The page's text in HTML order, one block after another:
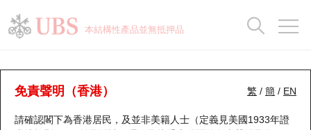
本結構性產品並無抵押品
繁 / 簡 / EN
免責聲明（香港）
請確認閣下為香港居民，及並非美籍人士（定義見美國1933年證
牛熊證投資者教育 - 牛熊證攻略 (2)
牛熊證知多啲
瑞銀認股證一覽
新發行瑞銀認股證
街貨統計
比較
牛熊全景快搜
牛熊證搜尋
街貨統計
比較
十大升幅/跌幅
十大認股證成交分佈
正股分析儀
二十大活躍股份
持股比重
顯示所有持股比重
每月輪證大市專題
輪證專欄